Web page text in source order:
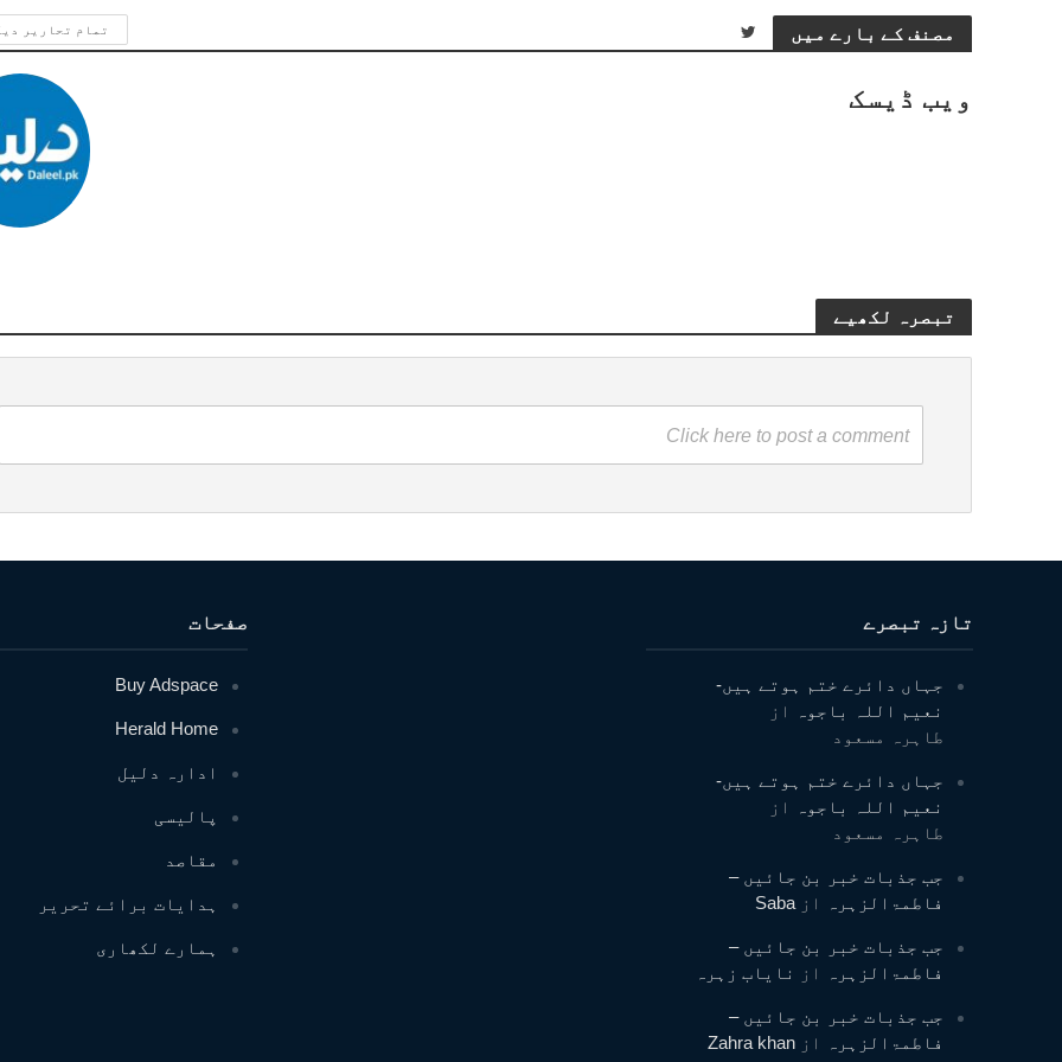
مصنف کے بارے میں تمام تحاریر
ویب ڈیسک
تبصرہ لکھیے
Click here to post a comment
صفحات
Buy Adspace
Herald Home
ادارہ دلیل
پالیسی
مقاصد
ہدایات برائے تحریر
ہمارے لکھاری
تازہ تبصرے
جہاں دائرے ختم ہوتے ہیں-
نعیم اللہ باجوہ
از
طاہرہ مسعود
جہاں دائرے ختم ہوتے ہیں-
نعیم اللہ باجوہ
از
طاہرہ مسعود
جب جذبات خبر بن جائیں –
فاطمۃالزہرہ
ازSaba
جب جذبات خبر بن جائیں –
فاطمۃالزہرہ
از نایاب زہرہ
جب جذبات خبر بن جائیں –
فاطمۃالزہرہ
ازZahra khan